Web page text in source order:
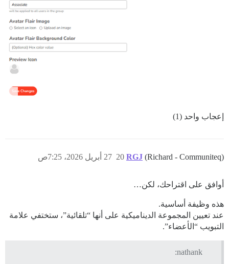
إعجاب واحد (1)
RGJ (Richard - Communiteq) 27 أبريل 2026، 7:25ص 20
أوافق على اقتراحك، لكن…
هذه وظيفة أساسية.
عند تعيين المجموعة الديناميكية على أنها “تلقائية”، ستختفي علامة
التبويب “الأعضاء”.
nathank: